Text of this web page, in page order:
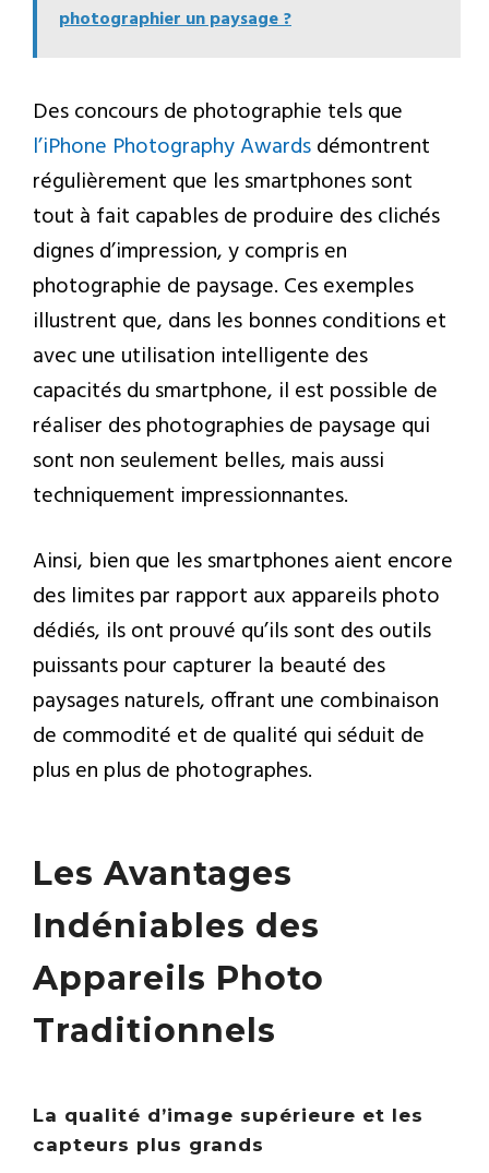
photographier un paysage ?
Des concours de photographie tels que
l’iPhone Photography Awardsdémontrent
régulièrement que les smartphones sont
tout à fait capables de produire des clichés
dignes d’impression, y compris en
photographie de paysage. Ces exemples
illustrent que, dans les bonnes conditions et
avec une utilisation intelligente des
capacités du smartphone, il est possible de
réaliser des photographies de paysage qui
sont non seulement belles, mais aussi
techniquement impressionnantes.
Ainsi, bien que les smartphones aient encore
des limites par rapport aux appareils photo
dédiés, ils ont prouvé qu’ils sont des outils
puissants pour capturer la beauté des
paysages naturels, offrant une combinaison
de commodité et de qualité qui séduit de
plus en plus de photographes.
Les Avantages
Indéniables des
Appareils Photo
Traditionnels
La qualité d’image supérieure et les
capteurs plus grands